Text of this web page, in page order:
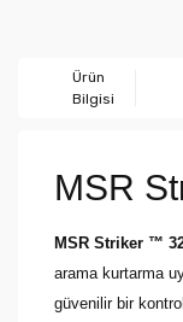
Ürün
Bilgisi
MSR
MSR Striker ™
arama kurtarma
güvenilir bir